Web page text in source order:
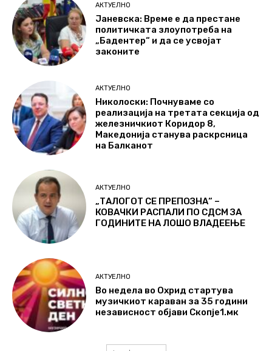
АКТУЕЛНО
Јаневска: Време е да престане
политичката злоупотреба на
„Бадентер“ и да се усвојат
законите
АКТУЕЛНО
Николоски: Почнуваме со
реализација на третата секција од
железничкиот Коридор 8,
Македонија станува раскрсница
на Балканот
АКТУЕЛНО
„ТАЛОГОТ СЕ ПРЕПОЗНА“ –
КОВАЧКИ РАСПАЛИ ПО СДСМ ЗА
ГОДИНИТЕ НА ЛОШО ВЛАДЕЕЊЕ
АКТУЕЛНО
Во недела во Охрид стартува
музичкиот караван за 35 години
независност објави Скопје1.мк